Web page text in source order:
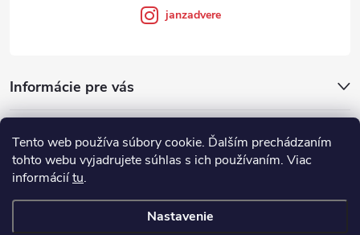
Tento web používa súbory cookie. Ďalším prechádzaním
tohto webu vyjadrujete súhlas s ich používaním. Viac
informáciítu.
Nastavenie
Informácie pre vás
janzadvere
Showroom